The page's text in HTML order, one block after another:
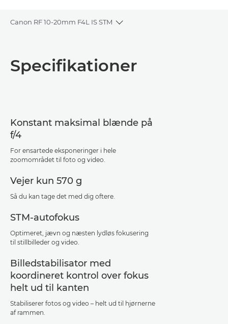
Canon RF 10-20mm F4L IS STM
Toggle breadcrumbs
Specifikationer
Specifikationer
Konstant maksimal blænde på
f/4
For ensartede eksponeringer i hele
zoomområdet til foto og video.
Vejer kun 570 g
Så du kan tage det med dig oftere.
STM-autofokus
Optimeret, jævn og næsten lydløs fokusering
til stillbilleder og video.
Billedstabilisator med
koordineret kontrol over fokus
helt ud til kanten
Stabiliserer fotos og video – helt ud til hjørnerne
af rammen.